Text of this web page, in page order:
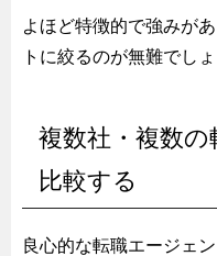
よほど特徴的で強みが
トに絞るのが無難でしょ
複数社・複数
比較する
良心的な転職エージェ